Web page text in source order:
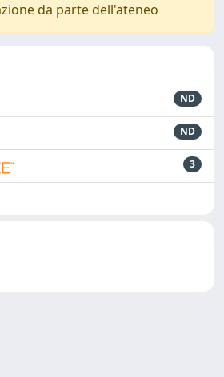
da parte dell'ateneo
ND
ND
3